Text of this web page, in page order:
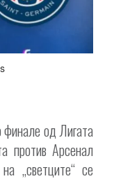
од Лигата
против Арсенал
„светците“ се